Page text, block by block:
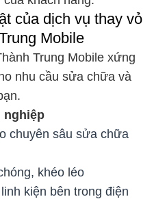
của dịch vụ thay vỏ
Mobile
Trung Mobile xứng
nhu cầu sửa chữa và
nghiệp
chuyên sâu sửa chữa
khéo léo
kiện bên trong điện